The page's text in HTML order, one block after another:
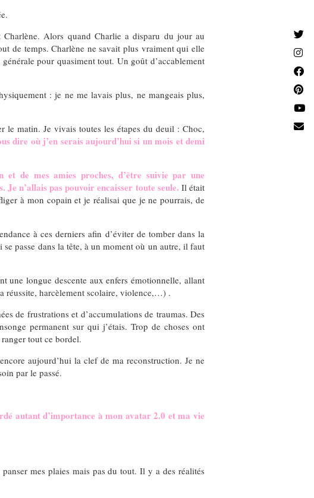
Alors quand Charlie a disparu du jour au
de temps. Charlène ne savait plus vraiment qui elle
pour quasiment tout. Un goût d’accablement
: je ne me lavais plus, ne mangeais plus,
le matin. Je vivais toutes les étapes du deuil : Choc,
dire où j’en serais aujourd’hui si un mois et demi
et de mes amies proches, d’être suivie par une
n’allais pas pouvoir encaisser toute seule. Il était
à mon copain et je réalisai que je ne pourrais, de
à ces derniers afin d’éviter de tomber dans la
passe dans la tête, à un moment où un autre, il faut
une longue descente aux enfers émotionnelle, allant
réussite, harcèlement scolaire, violence,…) .
de frustrations et d’accumulations de traumas. Des
permanent sur qui j’étais. Trop de choses ont
tout ce bordel.
aujourd’hui la clef de ma reconstruction. Je ne
par le passé.
autant d’importance à mon avatar 2.0 et ma vie
mes plaies mais pas du tout. Il y a des réalités